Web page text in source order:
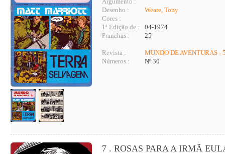
Desenho :
Weare, Tony
Cores :
1ª Edição de :
04-1974
Pranchas :
25
Revista :
MUNDO DE AVENTURAS -
Números :
Nº 30
7 . ROSAS PARA A IRMÃ